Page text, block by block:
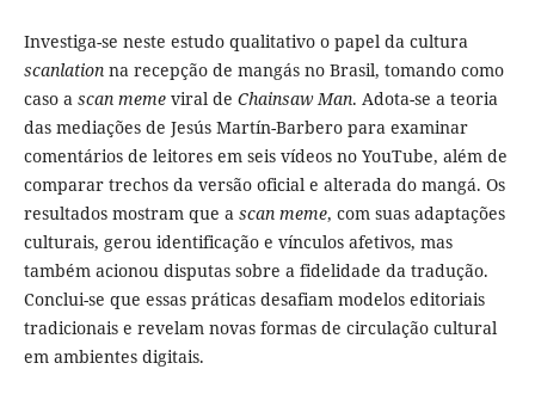
Investiga-se neste estudo qualitativo o papel da cultura
scanlation na recepção de mangás no Brasil, tomando como
caso a scan memeviral de Chainsaw Man. Adota-se a teoria
das mediações de Jesús Martín-Barbero para examinar
comentários de leitores em seis vídeos no YouTube, além de
comparar trechos da versão oficial e alterada do mangá. Os
resultados mostram que a scan meme, com suas adaptações
culturais, gerou identificação e vínculos afetivos, mas
também acionou disputas sobre a fidelidade da tradução.
Conclui-se que essas práticas desafiam modelos editoriais
tradicionais e revelam novas formas de circulação cultural
em ambientes digitais.